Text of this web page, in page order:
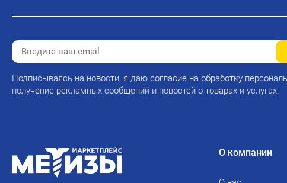
Подписываясь на новости, я даю согласие на обработку
получение рекламных сообщений и новостей о товарах и услугах.
О компании